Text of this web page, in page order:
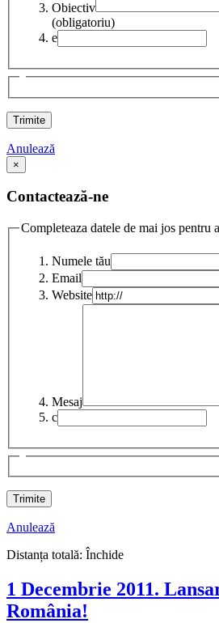
Obiectiv
(obligatoriu)
e
Anulează
×
Contactează-ne
Completeaza datele de mai jos pentru
Numele tău
Email
Website
Mesaj
c
Anulează
Distanța totală: Închide
1 Decembrie 2011.
România!